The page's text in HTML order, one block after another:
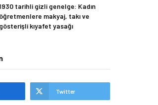
tarihli gizli genelge: Kadın
öğretmenlere makyaj, takı ve
gösterişli kıyafet yasağı
Twitter